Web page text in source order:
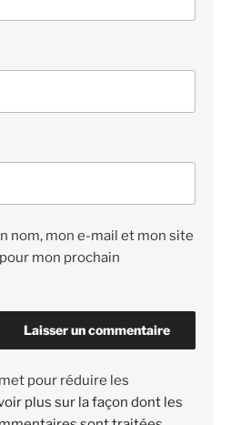
nom, mon e-mail et mon site
mon prochain
pour réduire les
plus sur la façon dont les